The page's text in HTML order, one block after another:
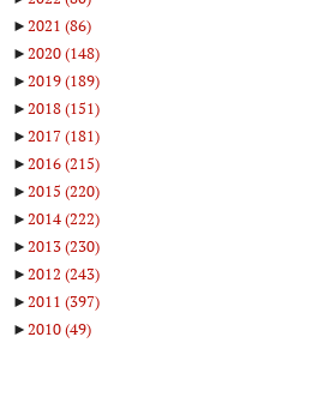
►2021 (86)
►2020(148)
►2019(189)
►2018(151)
►2017(181)
►2016(215)
►2015 (220)
►2014(222)
►2013(230)
►2012 (243)
►2011 (397)
►2010(49)